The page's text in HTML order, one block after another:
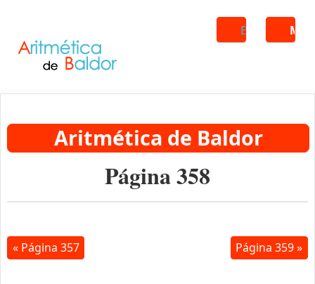
Buscar
Aritmética de Baldor
Página 358
« Página 357 Página 359 »